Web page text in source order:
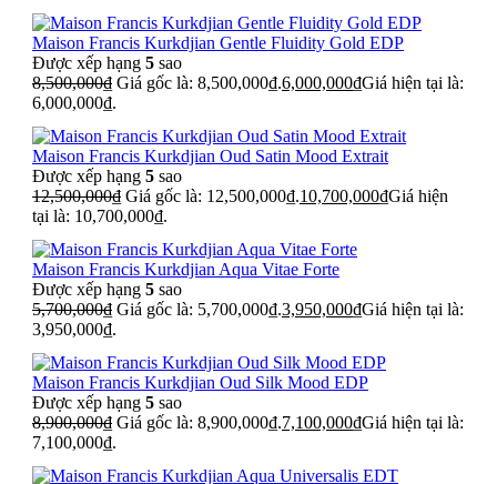
Maison Francis Kurkdjian Gentle Fluidity Gold EDP
Được xếp hạng 5 sao
8,500,000₫ Giá gốc là: 8,500,000₫.6,000,000₫Giá hiện tại là:
6,000,000₫.
Maison Francis Kurkdjian Oud Satin Mood Extrait
Được xếp hạng 5 sao
12,500,000₫ Giá gốc là: 12,500,000₫.10,700,000₫Giá hiện
tại là: 10,700,000₫.
Maison Francis Kurkdjian Aqua Vitae Forte
Được xếp hạng 5 sao
5,700,000₫ Giá gốc là: 5,700,000₫.3,950,000₫Giá hiện tại là:
3,950,000₫.
Maison Francis Kurkdjian Oud Silk Mood EDP
Được xếp hạng 5 sao
8,900,000₫ Giá gốc là: 8,900,000₫.7,100,000₫Giá hiện tại là:
7,100,000₫.